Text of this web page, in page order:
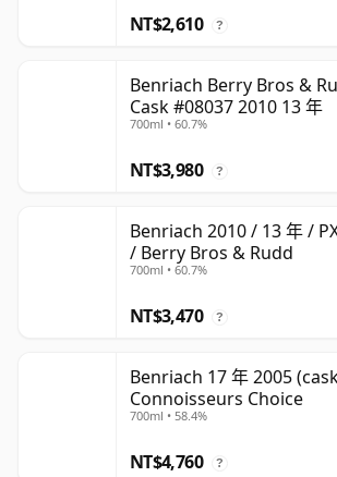
NT$2,610 ?
Benriach Berry Bros &
Cask #08037 2010 13 年
700ml • 60.7%
NT$3,980 ?
Benriach 2010 / 13 年 /
/ Berry Bros & Rudd
700ml • 60.7%
NT$3,470 ?
Benriach 17 年 2005
Connoisseurs Choice
700ml • 58.4%
NT$4,760 ?